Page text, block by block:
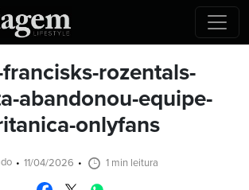
rozentals-
abandonou-equipe-
onlyfans
11/04/2026 1 min leitura